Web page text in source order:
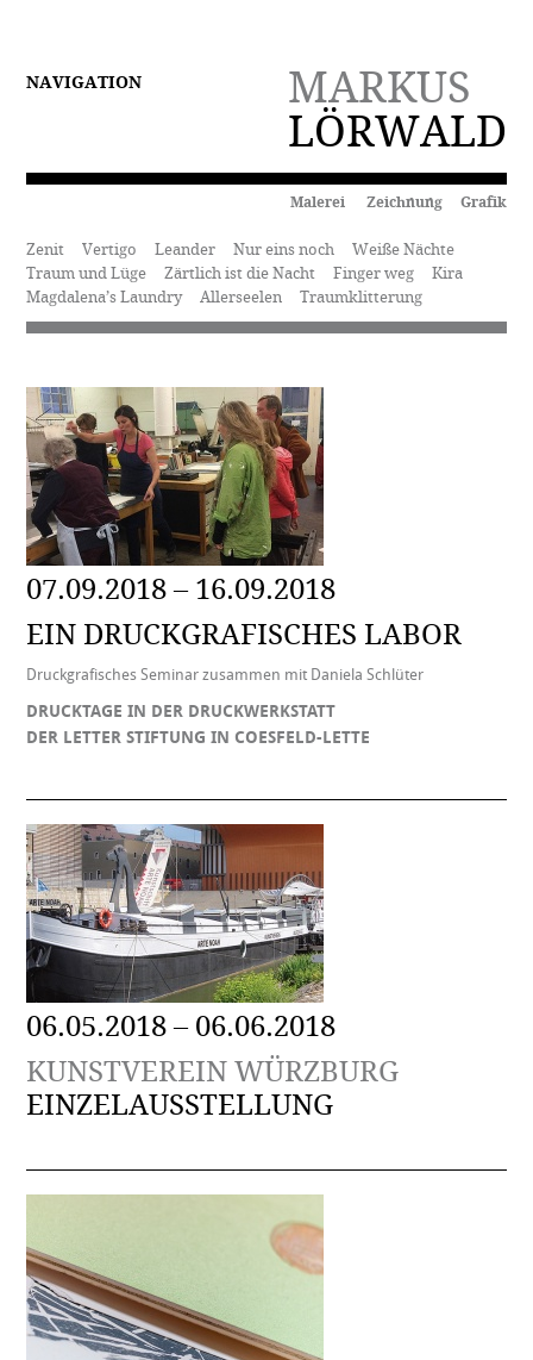
MARKUS
LÖRWALD
NAVIGATION
Malerei Zeichnung Grafik
Zenit Vertigo Leander Nur eins noch
Weiße Nächte
Traum und Lüge
Zärtlich ist die Nacht Finger weg
Kira
Magdalena’s Laundry
Allerseelen Traumklitterung
07.09.2018 – 16.09.2018
EIN DRUCKGRAFISCHES LABOR
Druckgrafisches Seminar zusammen mit Daniela Schlüter
DRUCKTAGE IN DER DRUCKWERKSTATT
DER LETTER STIFTUNG IN COESFELD-LETTE
06.05.2018 – 06.06.2018
KUNSTVEREIN WÜRZBURG
EINZELAUSSTELLUNG